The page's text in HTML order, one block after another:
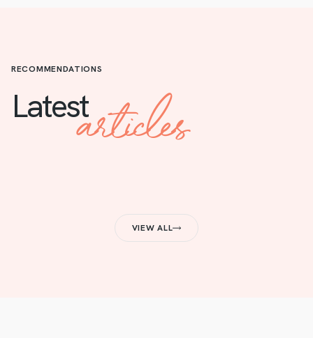
RECOMMENDATIONS
Latestarticles
VIEW ALL